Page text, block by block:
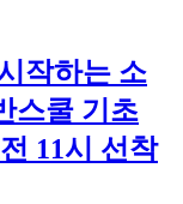
작하는 소
스쿨 기초
11시 선착